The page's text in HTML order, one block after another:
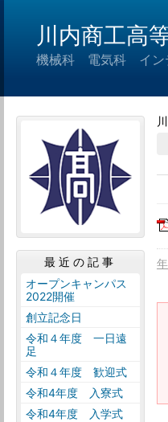
川内商工
機械科 電気科 イン
最近の記事
オープンキャンパス
2022開催
創立記念日
令和４年度 一日遠
足
令和４年度 歓迎式
令和4年度 入寮式
令和4年度 入学式